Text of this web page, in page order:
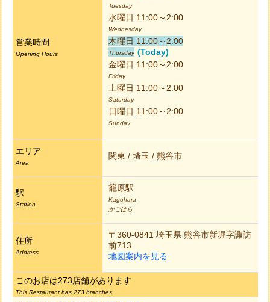
営業時間
Opening Hours
Tuesday
水曜日 11:00～2:00
Wednesday
木曜日 11:00～2:00
Thursday (Today)
金曜日 11:00～2:00
Friday
土曜日 11:00～2:00
Saturday
日曜日 11:00～2:00
Sunday
エリア
Area
関東 / 埼玉 / 熊谷市
駅
Station
籠原駅
Kagohara
かごはら
住所
Address
〒360-0841 埼玉県 熊谷市新堀字諏訪
前713
地図案内を見る
このお店は273店舗があります
This Restaurant has 273 branches